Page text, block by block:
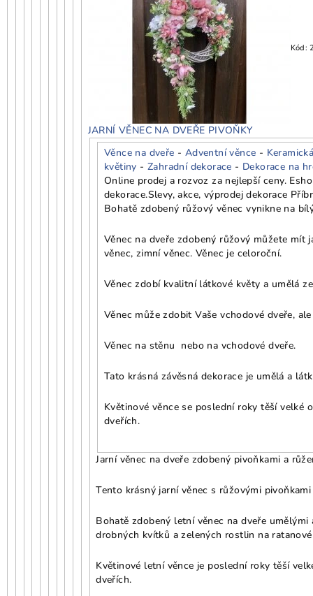
Kód:
JARNÍ VĚNEC NA DVEŘE PIVOŇKY
Věnce na dveře - Adventní věnce -
květiny - Zahradní dekorace - Dekorace na
Online prodej a rozvoz za nejlepší ceny.
dekorace.Slevy, akce, výprodej dekorace
Bohatě zdobený růžový věnec vynikne na
Věnec na dveře zdobený růžový můžete mít
věnec, zimní věnec. Věnec je celoroční.
Věnec zdobí kvalitní látkové květy a umělá
Věnec může zdobit Vaše vchodové dveře,
Věnec na stěnu nebo na vchodové dveře.
Tato krásná závěsná dekorace je umělá a
Květinové věnce se poslední roky těší velké
dveřích.
Jarní věnec na dveře zdobený pivoňkami a
Tento krásný jarní věnec s růžovými
Bohatě zdobený letní věnec na dveře
drobných kvítků a zelených rostlin na
Květinové letní věnce je poslední roky těší
dveřích.